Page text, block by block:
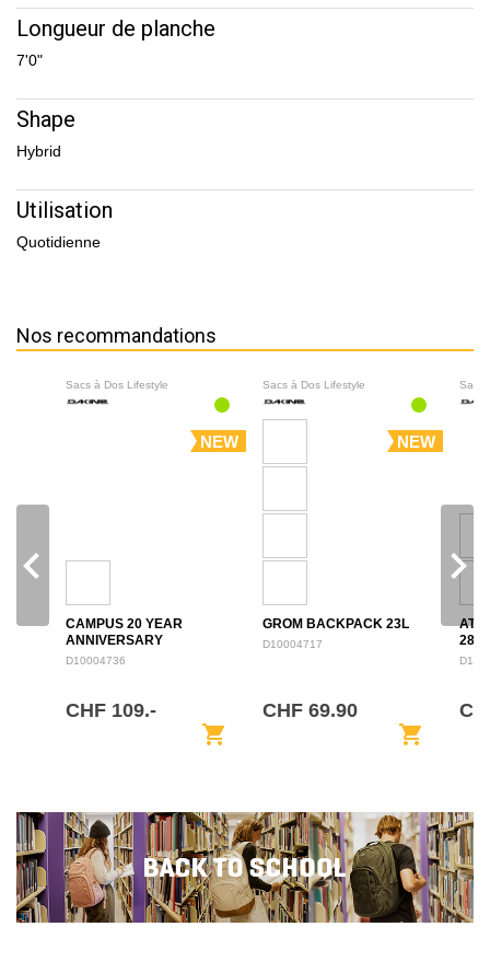
Longueur de planche
7'0"
Shape
Hybrid
Utilisation
Quotidienne
Nos recommandations
Sacs à Dos Lifestyle
NEW
CAMPUS 20 YEAR
ANNIVERSARY
BACKPACK 28L
D10004736
CHF 109.-
shopping_cart
Sacs à Dos Lifestyle
NEW
GROM BACKPACK 23L
D10004717
CHF 69.90
shopping_cart
Sacs
28L
navigate_before navigate_next